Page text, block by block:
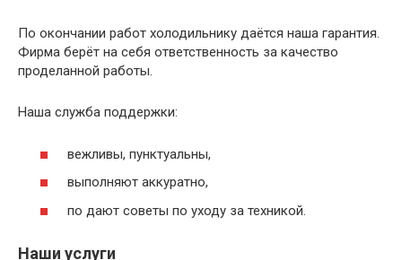
По окончании работ холодильнику даётся наша гарантия.
Фирма берёт на себя ответственность за качество
проделанной работы.
Наша служба поддержки:
вежливы, пунктуальны,
выполняют аккуратно,
по дают советы по уходу за техникой.
Наши услуги